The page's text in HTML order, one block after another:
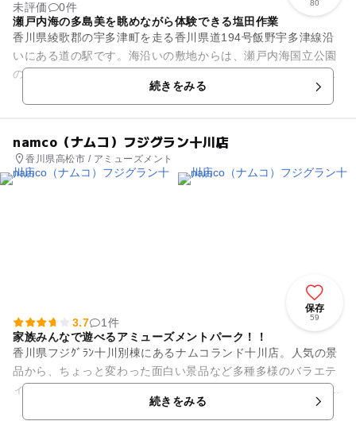
80
未評価
0件
瀬戸内海の多島美を眺めながら体験できる塩田作業
香川県綾歌郡の宇多津町を走る香川県道194号飯野宇多津線沿
いにある道の駅です。海沿いの敷地からは、瀬戸内海国立公園
の中でも、多島美の景観が美しいと言われる塩飽諸島をはじ
め、瀬戸大橋の眺望が広がり...続きをみる
namco（ナムコ）フジグラン十川店
香川県高松市 / アミューズメント
保存
59
3.7
1件
家族みんなで遊べるアミューズメントパーク！！
香川県フジｸﾞﾗﾝ十川別棟にあるナムコランド十川店。人気の景
品から、ちょっと変わった面白い景品など多種多様のバラエテ
ィがあります。 またメダルゲームや人気の音楽ゲームの太鼓の
続きをみる